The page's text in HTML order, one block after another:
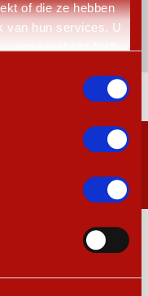
of die ze hebben
van hun services. U
nieuwsbrief